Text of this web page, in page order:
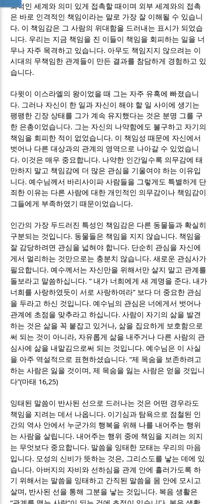
외적인 세계와 의미 있게 접촉할 때이며 외부 세계와의 접촉
은 바로 인격적인 책임이라는 말로 가장 잘 이해될 수 있습니
다. 이 책임감은 그 사람의 위대함을 드러내는 표시가 되었습
니다. 우리는 지금 책임을 진 이들이 책임을 회피하는 일을 너
무나 자주 목격하고 있습니다. 아무도 책임지지 않으려는 이
시대의 무책임한 관계들이 만든 결과를 참담하게 경험하고 있
습니다.
다윗이 이스라엘의 왕이었을 때 그는 자주 유혹에 빠졌습니
다. 그러나 자신이 한 일과 자신이 해야 할 일 사이에 생기는
팽팽한 긴장 상태를 그가 계속 유지했다는 것은 분명 그를 구
한 은총이었습니다. 그는 자신의 나약함에도 불구하고 자기의
책임을 회피한 적이 없었습니다. 이 책임성 때문에 자신에서
벗어나 다른 대상과의 관계의 영역으로 나아갈 수 있었습니
다. 이것은 매우 중요합니다. 나약한 인간일수록 의무감에 태
만하지 말고 책임감에 더 많은 관심을 기울여야 하는 이유입
니다.예수님께서 바리사이파 사람들을 그렇게도 특별하게 단
죄한 이유는 다른 사람에 대한 개인적인 의무감이나 책임감이
그들에게 부족하였기 때문이었습니다.
인간의 가장 두드러진 특성인 책임감은 다른 동물들과 확실히
구분되는 것입니다. 동물들은 책임을 지지 않습니다. 책임을
잘 감당하려면 관심을 넓혀야 합니다. 단순히 관심을 자신에
게서 멀리하는 것만으로는 충분치 않습니다.새로운 관심사가
필요합니다.예수께서는 자신만을 위해서만 살지 말고 관계를
돌보라고 말씀하십니다. “ 내가 너희에게 새 계명을 준다. 내가
너희를 사랑하였듯이 서로 사랑하여라” 보다 더 중요한 관심
을 두라고 하신 것입니다.예수님의 관심은 너에게서 벗어나
관계에 초점을 맞추라고 하십니다.사람이 자기의 삶을 발견
하는 것은 삶을 꼭 붙잡고 있거나,삶을 집요하게 보호함으로
써 되는 것이 아니라, 자유롭게 삶을 내주거나 다른 사람의 관
심사에 삶을 내맡김으로써 되는 것입니다.예수님은 이 사실
을 아주 역설적으로 표현하셨습니다. “제 목숨을 보존하려고
하는 사람은 잃을 것이며 ,제 목숨을 잃는 사람은 얻을 것입니
다”(마태 16,25)
잉태된 말씀이 반사된 선으로 드러나는 것은 어떤 경우라도
책임을 지려는 데서 나옵니다. 이기심과 탐욕으로 점철된 인
간의 역사 안에서 누군가의 행복을 위해 나를 내어주는 행위
는 사람을 살립니다. 내어주는 행위 중에 책임을 지려는 의지
는 무엇보다 중요합니다. 말씀을 잉태한 모태는 우리의 마음
입니다. 모성의 신비가 뜻하는 것은, 그리스도를 낳는 데에 있
습니다. 아버지의 자비와 선하심을 관계 안에 흘러가도록 하
기 위해서는 말씀을 잉태하고 간직된 말씀을 몸 안에 모시고
살며 , 반사된 선을 통해 그분을 낳는 것입니다. 복음 생활은